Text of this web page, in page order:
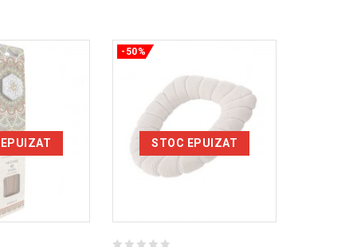
STOC EPUIZAT
-50%